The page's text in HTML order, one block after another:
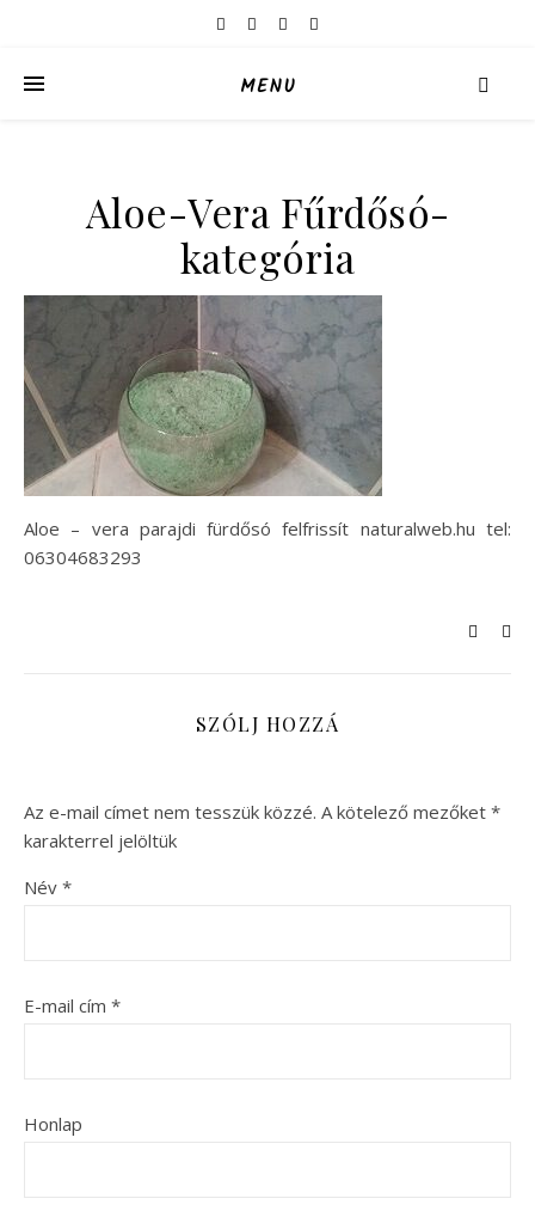
MENU
Aloe-Vera Fűrdősó-
kategória
Aloe – vera parajdi fürdősó felfrissít naturalweb.hu tel:
06304683293
SZÓLJ HOZZÁ
Az e-mail címet nem tesszük közzé. A kötelező mezőket *
karakterrel jelöltük
Név *
E-mail cím *
Honlap